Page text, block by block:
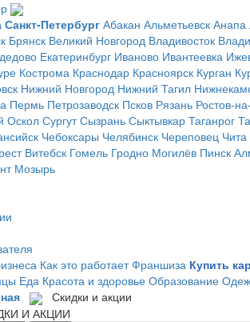
Санкт-Петербург Абакан Альметьевск Анапа
Брянск Великий Новгород Владивосток
Екатеринбург Иваново Ивантеевка
Кострома Краснодар Красноярск Курган
Нижний Новгород Нижний Тагил
Пермь Петрозаводск Псков Рязань Ростов-
Оскол Сургут Сызрань Сыктывкар Таганрог
Чебоксары Челябинск Череповец Чита
Витебск Гомель Гродно Могилёв Пинск
Мозырь
Как это работает Франшиза Купить
Еда Красота и здоровье Образование
Скидки и акции
И АКЦИИ